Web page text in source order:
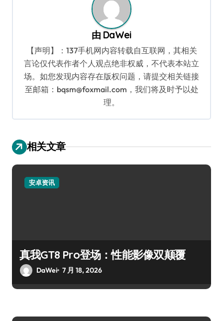
由 DaWei
【声明】：137手机网内容转载自互联网，其相关
言论仅代表作者个人观点绝非权威，不代表本站立
场。如您发现内容存在版权问题，请提交相关链接
至邮箱：bqsm@foxmail.com，我们将及时予以处
理。
相关文章
安卓资讯
真我GT8 Pro登场：性能影像双颠覆
DaWei 7 月 18, 2026